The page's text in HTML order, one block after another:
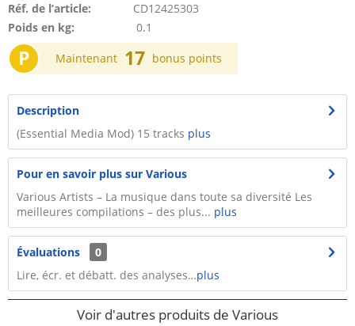
Réf. de l’article:
CD12425303
Poids en kg:
0.1
P Maintenant 17 bonus points
Description
(Essential Media Mod) 15 tracks plus
Pour en savoir plus sur Various
Various Artists – La musique dans toute sa diversité Les
meilleures compilations – des plus... plus
Évaluations
0
Lire, écr. et débatt. des analyses…plus
Voir d'autres produits de Various